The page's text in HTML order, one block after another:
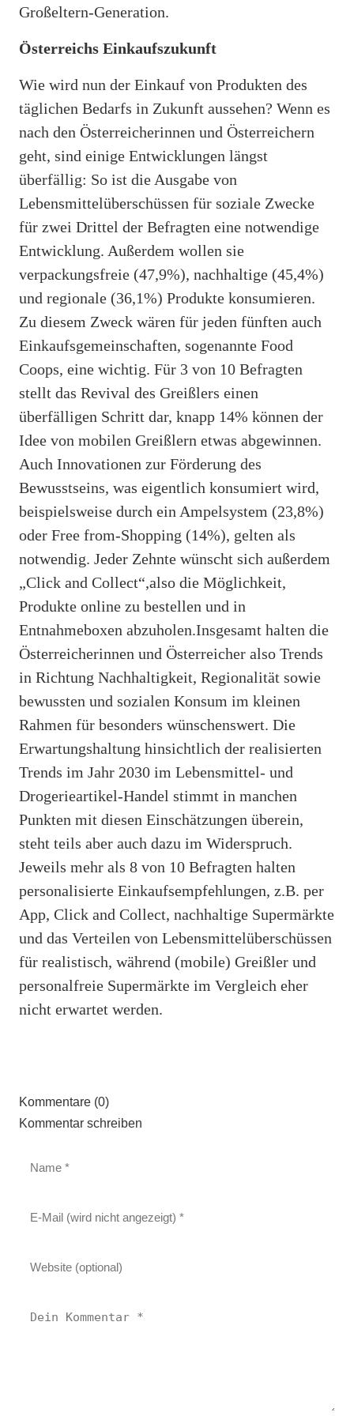
Großeltern-Generation.
Österreichs Einkaufszukunft
Wie wird nun der Einkauf von Produkten des
täglichen Bedarfs in Zukunft aussehen? Wenn es
nach den Österreicherinnen und Österreichern
geht, sind einige Entwicklungen längst
überfällig: So ist die Ausgabe von
Lebensmittelüberschüssen für soziale Zwecke
für zwei Drittel der Befragten eine notwendige
Entwicklung. Außerdem wollen sie
verpackungsfreie (47,9%), nachhaltige (45,4%)
und regionale (36,1%) Produkte konsumieren.
Zu diesem Zweck wären für jeden fünften auch
Einkaufsgemeinschaften, sogenannte Food
Coops, eine wichtig. Für 3 von 10 Befragten
stellt das Revival des Greißlers einen
überfälligen Schritt dar, knapp 14% können der
Idee von mobilen Greißlern etwas abgewinnen.
Auch Innovationen zur Förderung des
Bewusstseins, was eigentlich konsumiert wird,
beispielsweise durch ein Ampelsystem (23,8%)
oder Free from-Shopping (14%), gelten als
notwendig. Jeder Zehnte wünscht sich außerdem
„Click and Collect“,also die Möglichkeit,
Produkte online zu bestellen und in
Entnahmeboxen abzuholen.Insgesamt halten die
Österreicherinnen und Österreicher also Trends
in Richtung Nachhaltigkeit, Regionalität sowie
bewussten und sozialen Konsum im kleinen
Rahmen für besonders wünschenswert. Die
Erwartungshaltung hinsichtlich der realisierten
Trends im Jahr 2030 im Lebensmittel- und
Drogerieartikel-Handel stimmt in manchen
Punkten mit diesen Einschätzungen überein,
steht teils aber auch dazu im Widerspruch.
Jeweils mehr als 8 von 10 Befragten halten
personalisierte Einkaufsempfehlungen, z.B. per
App, Click and Collect, nachhaltige Supermärkte
und das Verteilen von Lebensmittelüberschüssen
für realistisch, während (mobile) Greißler und
personalfreie Supermärkte im Vergleich eher
nicht erwartet werden.
Kommentare (0)
Kommentar schreiben